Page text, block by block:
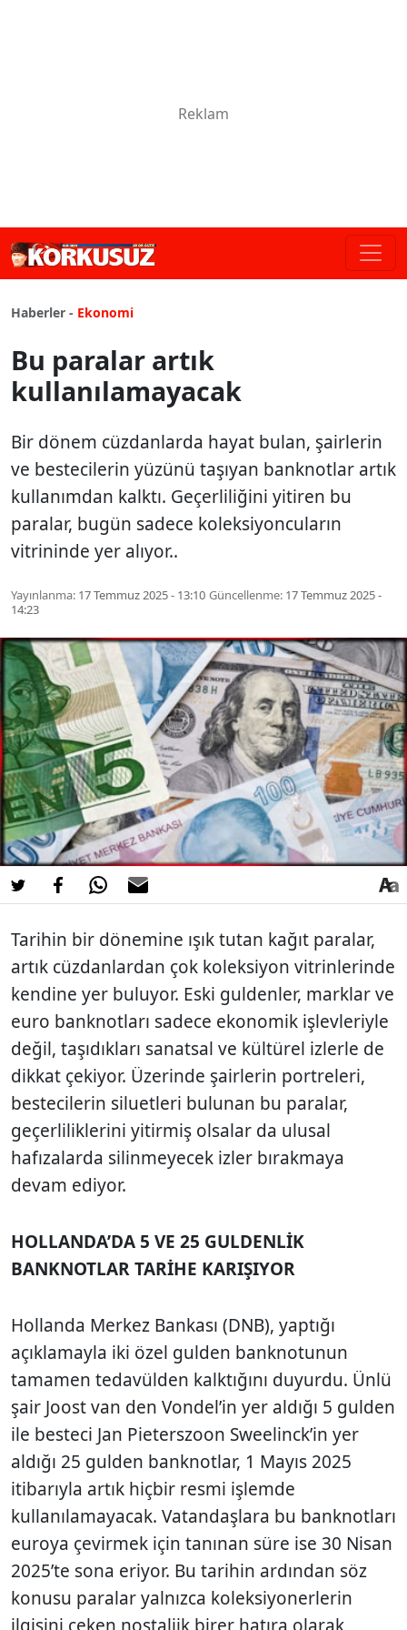
Haberler - Ekonomi
Bu paralar artık
kullanılamayacak
Bir dönem cüzdanlarda hayat bulan, şairlerin
ve bestecilerin yüzünü taşıyan banknotlar artık
kullanımdan kalktı. Geçerliliğini yitiren bu
paralar, bugün sadece koleksiyoncuların
vitrininde yer alıyor..
Yayınlanma: 17 Temmuz 2025 - 13:10 Güncellenme: 17 Temmuz 2025 -
14:23
Tarihin bir dönemine ışık tutan kağıt paralar,
artık cüzdanlardan çok koleksiyon vitrinlerinde
kendine yer buluyor. Eski guldenler, marklar ve
euro banknotları sadece ekonomik işlevleriyle
değil, taşıdıkları sanatsal ve kültürel izlerle de
dikkat çekiyor. Üzerinde şairlerin portreleri,
bestecilerin siluetleri bulunan bu paralar,
geçerliliklerini yitirmiş olsalar da ulusal
hafızalarda silinmeyecek izler bırakmaya
devam ediyor.
HOLLANDA’DA 5 VE 25 GULDENLİK
BANKNOTLAR TARİHE KARIŞIYOR
Hollanda Merkez Bankası (DNB), yaptığı
açıklamayla iki özel gulden banknotunun
tamamen tedavülden kalktığını duyurdu. Ünlü
şair Joost van den Vondel’in yer aldığı 5 gulden
ile besteci Jan Pieterszoon Sweelinck’in yer
aldığı 25 gulden banknotlar, 1 Mayıs 2025
itibarıyla artık hiçbir resmi işlemde
kullanılamayacak. Vatandaşlara bu banknotları
euroya çevirmek için tanınan süre ise 30 Nisan
2025’te sona eriyor. Bu tarihin ardından söz
konusu paralar yalnızca koleksiyonerlerin
ilgisini çeken nostaljik birer hatıra olarak